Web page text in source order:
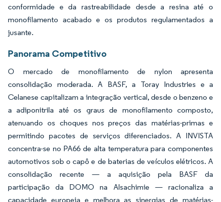
conformidade e da rastreabilidade desde a resina até o
monofilamento acabado e os produtos regulamentados a
jusante.
Panorama Competitivo
O mercado de monofilamento de nylon apresenta
consolidação moderada. A BASF, a Toray Industries e a
Celanese capitalizam a integração vertical, desde o benzeno e
a adiponitrila até os graus de monofilamento composto,
atenuando os choques nos preços das matérias-primas e
permitindo pacotes de serviços diferenciados. A INVISTA
concentra-se no PA66 de alta temperatura para componentes
automotivos sob o capô e de baterias de veículos elétricos. A
consolidação recente — a aquisição pela BASF da
participação da DOMO na Alsachimie — racionaliza a
capacidade europeia e melhora as sinergias de matérias-